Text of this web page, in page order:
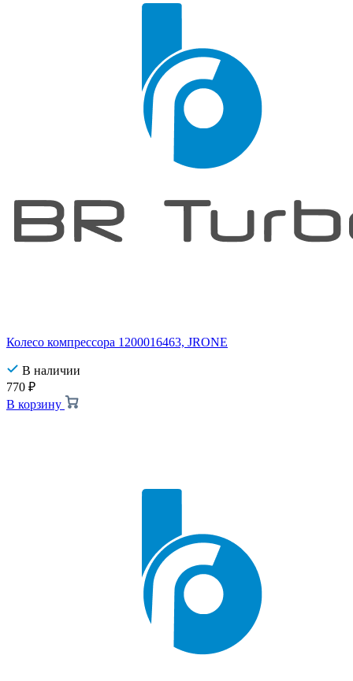
Колесо компрессора 1200016463, JRONE
В наличии
770 ₽
В корзину